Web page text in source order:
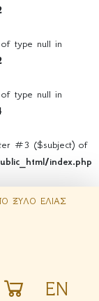
type null in
type null in
#3 ($subject) of
index.php
ΞΥΛΟ ΕΛΙΑΣ
EN